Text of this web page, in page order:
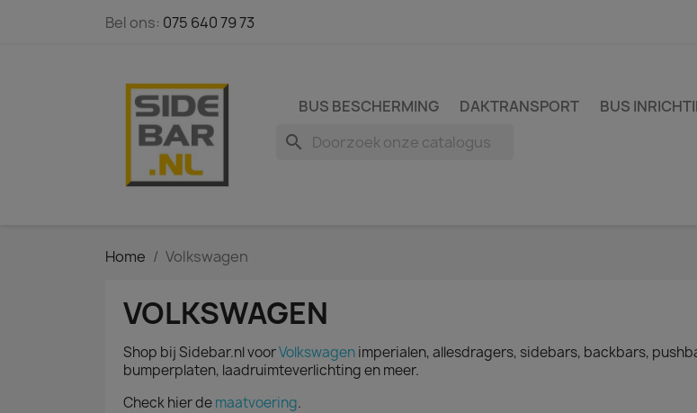
Bel ons: 075 640 79 73
BUS BESCHERMING DAKTRANSPORT BUS
search
Home Volkswagen
VOLKSWAGEN
Shop bij Sidebar.nl voorVolkswagenimperialen, allesdragers, sidebars, backbars,
bumperplaten, laadruimteverlichting en meer.
Check hier demaatvoering.